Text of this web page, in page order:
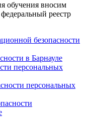
обучения вносим
реестр
безопасности
в Барнауле
персональных
персональных